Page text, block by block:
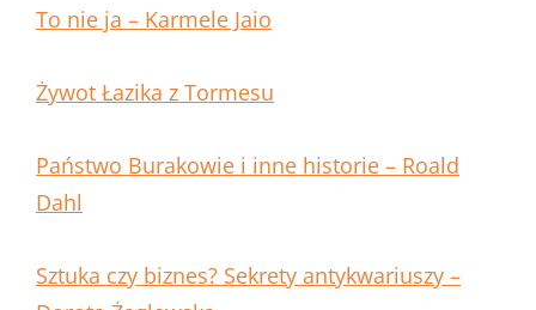
To nie ja – Karmele Jaio
Żywot Łazika z Tormesu
Państwo Burakowie i inne historie – Roald
Dahl
Sztuka czy biznes? Sekrety antykwariuszy –